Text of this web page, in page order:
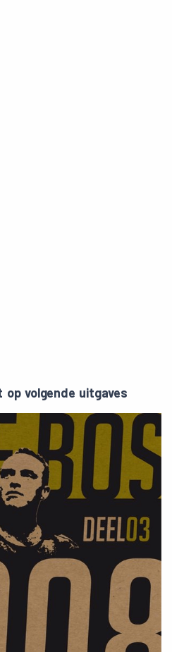
volgende uitgaves